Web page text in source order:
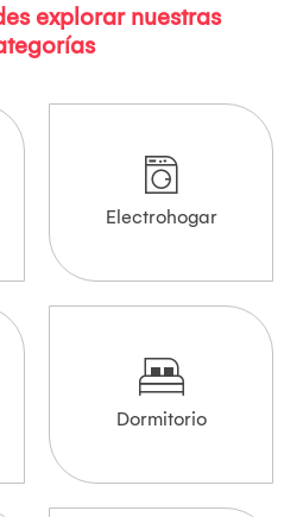
explorar nuestras
Electrohogar
Dormitorio